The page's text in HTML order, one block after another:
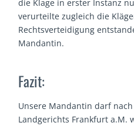
die Klage in erster Instanz
verurteilte zugleich die
Rechtsverteidigung
Mandantin.
Fazit:
Unsere Mandantin darf
Landgerichts Frankfurt a.M.